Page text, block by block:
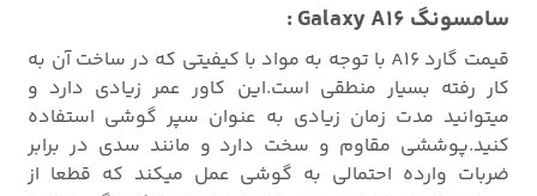
سامسونگ Galaxy A16 :
قیمت گارد A16 با توجه به مواد با کیفیتی که در ساخت آن به
کار رفته بسیار منطقی است.این کاور عمر زیادی دارد و
میتوانید مدت زمان زیادی به عنوان سپر گوشی استفاده
کنید.پوششی مقاوم و سخت دارد و مانند سدی در برابر
ضربات وارده احتمالی به گوشی عمل میکند که قطعا از